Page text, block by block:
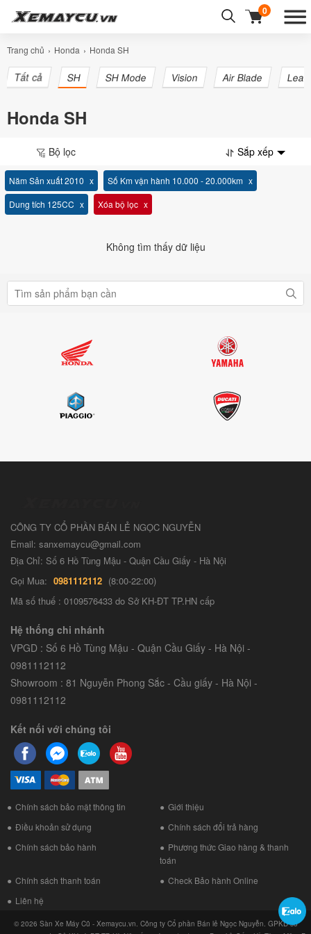
0
Trang chủ Honda Honda SH
Tất cả SH SH Mode Vision Air Blade Lead
Honda SH
Bộ lọc Sắp xếp
Năm Sản xuất 2010
Số Km vận hành 10.000 - 20.000km
Dung tích 125CC
Xóa bộ lọc
Không tìm thấy dữ liệu
CÔNG TY CỔ PHẦN BÁN LẺ NGỌC NGUYỄN
Email: sanxemaycu@gmail.com
Địa Chỉ: Số 6 Hồ Tùng Mậu - Quận Cầu Giấy - Hà Nội
Gọi Mua: 0981112112 (8:00-22:00)
Mã số thuế : 0109576433 do Sở KH-ĐT TP.HN cấp
Hệ thống chi nhánh
VPGD : Số 6 Hồ Tùng Mậu - Quận Cầu Giấy - Hà Nội -
0981112112
Showroom : 81 Nguyễn Phong Sắc - Cầu giấy - Hà Nội -
0981112112
Kết nối với chúng tôi
Chính sách bảo mật thông tin
Giới thiệu
Điều khoản sử dụng
Chính sách đổi trả hàng
Chính sách bảo hành
Phương thức Giao hàng & thanh
toán
Chính sách thanh toán
Check Bảo hành Online
Liên hệ
© 2026 Sàn Xe Máy Cũ - Xemaycu.vn. Công ty Cổ phần Bán lẻ Ngọc Nguyễn. GPKD số